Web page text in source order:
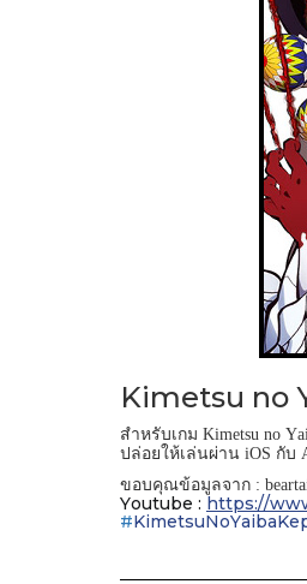
Kimetsu no
สำหรับเกม Kimetsu no
ปล่อยให้เล่นผ่าน iOS กับ
ขอบคุณข้อมูลจาก :
Youtube : https://
#